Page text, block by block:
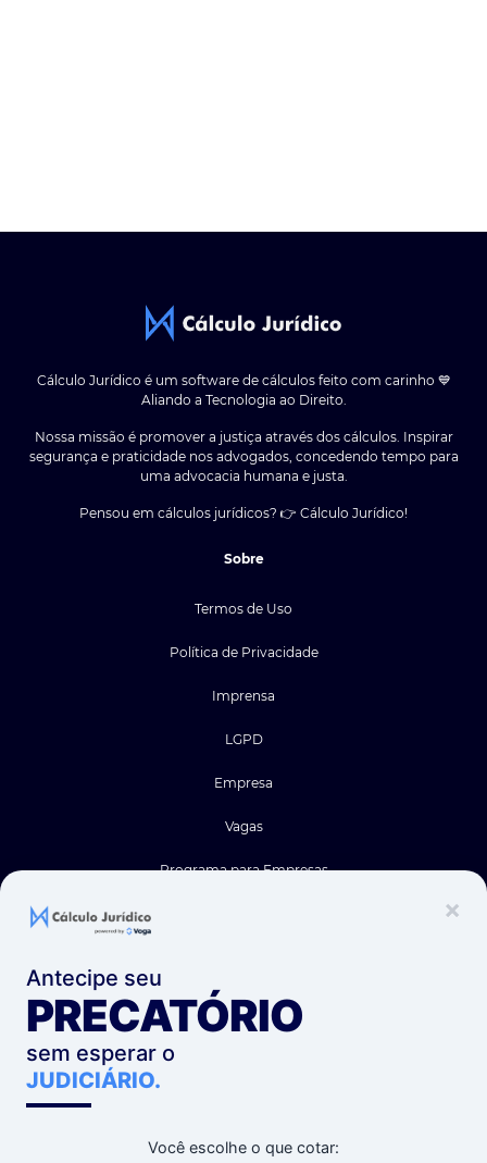
×
Antecipe seu
PRECATÓRIO
sem esperar o
JUDICIÁRIO.
Você escolhe o que cotar:
Cálculo Jurídico é um software de cálculos feito com carinho 💙
Aliando a Tecnologia ao Direito.
Nossa missão é promover a justiça através dos cálculos. Inspirar
segurança e praticidade nos advogados, concedendo tempo para
uma advocacia humana e justa.
Pensou em cálculos jurídicos? 👉 Cálculo Jurídico!
Sobre
Termos de Uso
Política de Privacidade
Imprensa
LGPD
Empresa
Vagas
Programa para Empresas
Software de Cálculos
Planos
Suporte